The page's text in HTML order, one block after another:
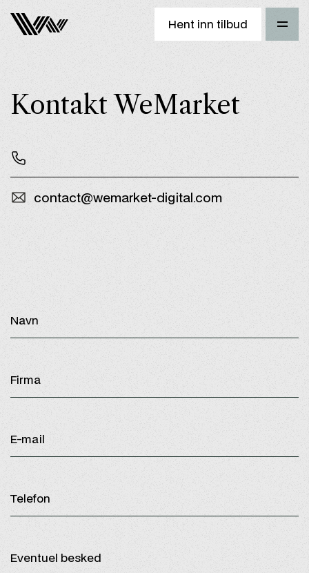
Hent inn tilbud
Kontakt WeMarket
contact@wemarket-digital.com
Navn
Firma
E-mail
Telefon
Eventuel besked